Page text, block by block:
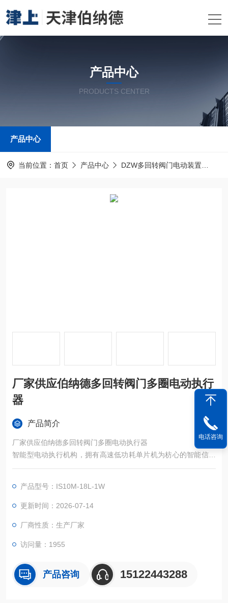
产品中心
PRODUCTS CENTER
产品中心
当前位置： 首页 产品中心 DZW多回转阀门电动装置
厂家供应伯纳德多回转阀门多圈电动执行
器
产品简介
厂家供应伯纳德多回转阀门多圈电动执行器
智能型电动执行机构，拥有高速低功耗单片机为枋心的智能信号
采集控制单元，对各种阀门或装置进行精确定位操作。
产品型号：IS10M-18L-1W
更新时间：2026-07-14
厂商性质：生产厂家
访问量：1955
产品咨询 15122443288
电话咨询